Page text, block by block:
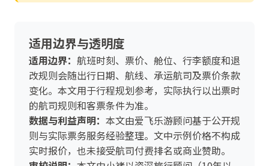
适用边界与透明度
适用边界： 航班时刻、票价、舱位、行李额度和退
改规则会随出行日期、航线、承运航司及票价条款
变化。本文用于行程规划参考，实际执行以出票时
的航司规则和客票条件为准。
数据与利益声明： 本文由爱飞乐游顾问基于公开规
则与实际票务服务经验整理。文中示例价格不构成
实时报价，也未接受航司付费排名或商业赞助。